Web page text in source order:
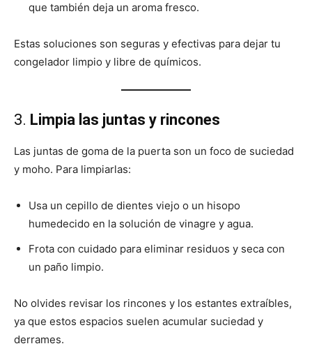
que también deja un aroma fresco.
Estas soluciones son seguras y efectivas para dejar tu
congelador limpio y libre de químicos.
3. Limpia las juntas y rincones
Las juntas de goma de la puerta son un foco de suciedad
y moho. Para limpiarlas:
Usa un cepillo de dientes viejo o un hisopo
humedecido en la solución de vinagre y agua.
Frota con cuidado para eliminar residuos y seca con
un paño limpio.
No olvides revisar los rincones y los estantes extraíbles,
ya que estos espacios suelen acumular suciedad y
derrames.